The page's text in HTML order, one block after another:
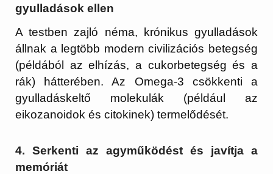
gyulladások ellen
A testben zajló néma, krónikus gyulladások
állnak a legtöbb modern civilizációs betegség
(példából az elhízás, a cukorbetegség és a
rák) hátterében. Az Omega-3 csökkenti a
gyulladáskeltő molekulák (például az
eikozanoidok és citokinek) termelődését.
4. Serkenti az agyműködést és javítja a
memóriát